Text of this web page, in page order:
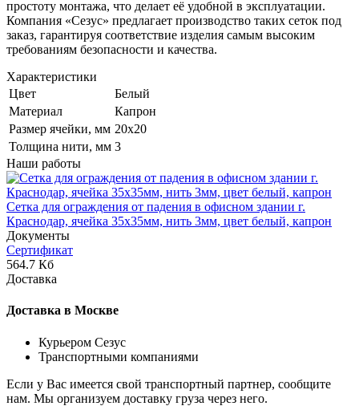
простоту монтажа, что делает её удобной в эксплуатации.
Компания «Сезус» предлагает производство таких сеток под
заказ, гарантируя соответствие изделия самым высоким
требованиям безопасности и качества.
Характеристики
Цвет
Белый
Материал
Капрон
Размер ячейки, мм 20х20
Толщина нити, мм 3
Наши работы
Сетка для ограждения от падения в офисном здании г.
Краснодар, ячейка 35x35мм, нить 3мм, цвет белый, капрон
Документы
Сертификат
564.7 Кб
Доставка
Доставка в Москве
Курьером Сезус
Транспортными компаниями
Если у Вас имеется свой транспортный партнер, сообщите
нам. Мы организуем доставку груза через него.